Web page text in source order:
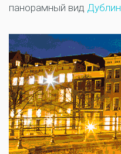
панорамный вид Дублин